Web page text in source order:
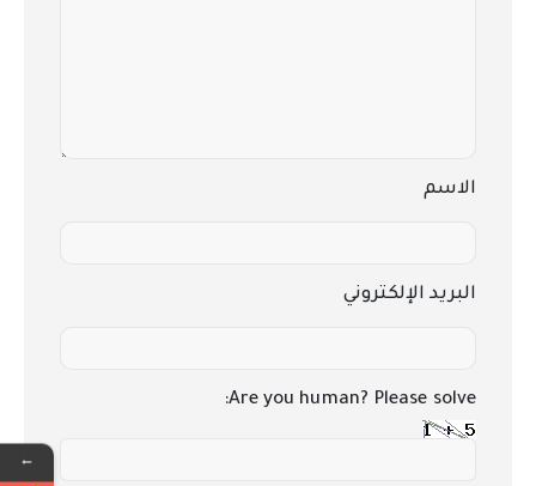
الاسم
البريد الإلكتروني
Are you human? Please solve:
←